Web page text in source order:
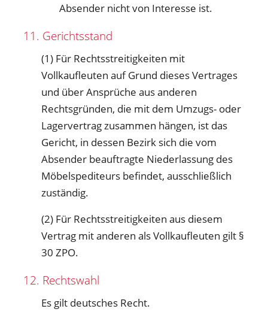
Absender nicht von Interesse ist.
11. Gerichtsstand
(1) Für Rechtsstreitigkeiten mit
Vollkaufleuten auf Grund dieses Vertrages
und über Ansprüche aus anderen
Rechtsgründen, die mit dem Umzugs- oder
Lagervertrag zusammen hängen, ist das
Gericht, in dessen Bezirk sich die vom
Absender beauftragte Niederlassung des
Möbelspediteurs befindet, ausschließlich
zuständig.
(2) Für Rechtsstreitigkeiten aus diesem
Vertrag mit anderen als Vollkaufleuten gilt §
30 ZPO.
12. Rechtswahl
Es gilt deutsches Recht.